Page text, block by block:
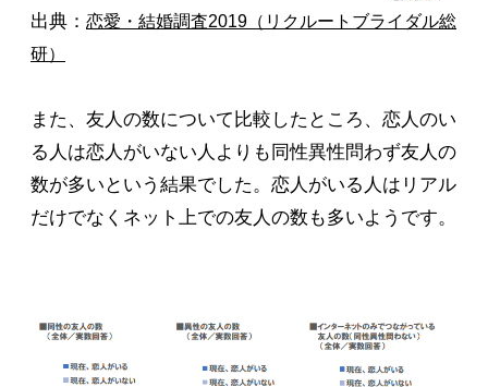
出典： 恋愛・結婚調査2019（リクルートブライダル総
研）
また、友人の数について比較したところ、恋人のい
る人は恋人がいない人よりも同性異性問わず友人の
数が多いという結果でした。恋人がいる人はリアル
だけでなくネット上での友人の数も多いようです。